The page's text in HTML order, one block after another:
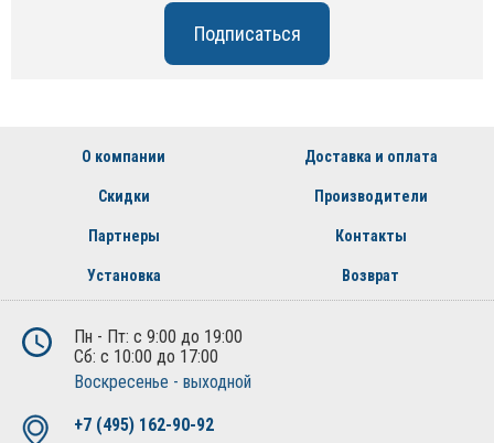
О компании Доставка и оплата
Скидки Производители
Партнеры Контакты
Установка Возврат
Пн - Пт: с 9:00 до 19:00
Сб: с 10:00 до 17:00
Воскресенье - выходной
+7 (495) 162-90-92